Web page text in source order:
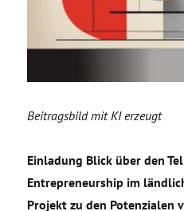
Beitragsbild mit KI erzeugt
Einladung Blick über den
Entrepreneurship im
Projekt zu den Potenzialen